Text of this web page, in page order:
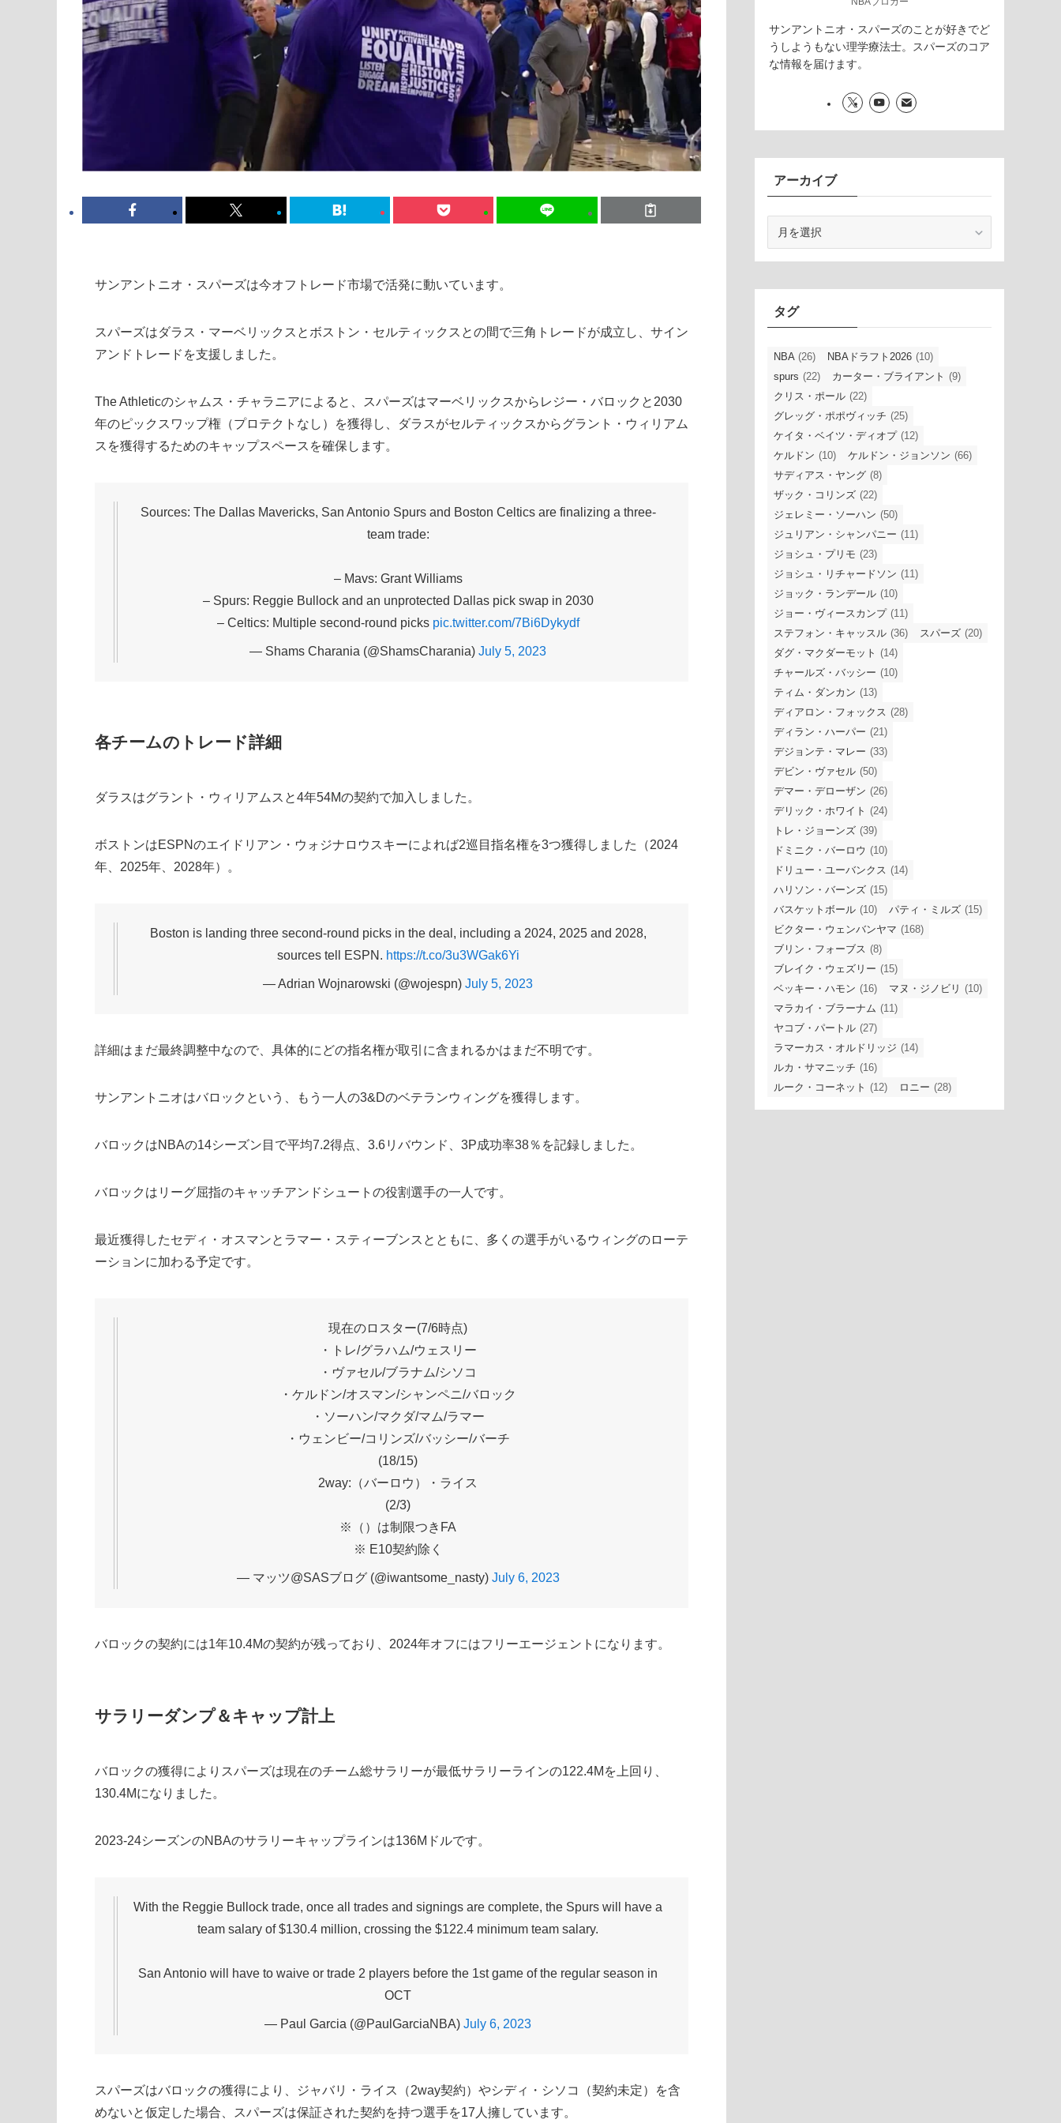
サンアントニオ・スパーズは今オフトレード市場で活発に動いています。
スパーズはダラス・マーベリックスとボストン・セルティックスとの間で三角トレードが成立し、サイン
アンドトレードを支援しました。
The Athleticのシャムス・チャラニアによると、スパーズはマーベリックスからレジー・バロックと2030
年のピックスワップ権（プロテクトなし）を獲得し、ダラスがセルティックスからグラント・ウィリアム
スを獲得するためのキャップスペースを確保します。
Sources: The Dallas Mavericks, San Antonio Spurs and Boston Celtics are finalizing a three-
team trade:
– Mavs: Grant Williams
– Spurs: Reggie Bullock and an unprotected Dallas pick swap in 2030
– Celtics: Multiple second-round picks pic.twitter.com/7Bi6Dykydf
— Shams Charania (@ShamsCharania) July 5, 2023
各チームのトレード詳細
ダラスはグラント・ウィリアムスと4年54Mの契約で加入しました。
ボストンはESPNのエイドリアン・ウォジナロウスキーによれば2巡目指名権を3つ獲得しました（2024
年、2025年、2028年）。
Boston is landing three second-round picks in the deal, including a 2024, 2025 and 2028,
sources tell ESPN. https://t.co/3u3WGak6Yi
— Adrian Wojnarowski (@wojespn) July 5, 2023
詳細はまだ最終調整中なので、具体的にどの指名権が取引に含まれるかはまだ不明です。
サンアントニオはバロックという、もう一人の3&Dのベテランウィングを獲得します。
バロックはNBAの14シーズン目で平均7.2得点、3.6リバウンド、3P成功率38％を記録しました。
バロックはリーグ屈指のキャッチアンドシュートの役割選手の一人です。
最近獲得したセディ・オスマンとラマー・スティーブンスとともに、多くの選手がいるウィングのローテ
ーションに加わる予定です。
現在のロスター(7/6時点)
・トレ/グラハム/ウェスリー
・ヴァセル/ブラナム/シソコ
・ケルドン/オスマン/シャンペニ/バロック
・ソーハン/マクダ/マム/ラマー
・ウェンビー/コリンズ/バッシー/バーチ
(18/15)
2way:（バーロウ）・ライス
(2/3)
※（）は制限つきFA
※ E10契約除く
— マッツ@SASブログ (@iwantsome_nasty) July 6, 2023
バロックの契約には1年10.4Mの契約が残っており、2024年オフにはフリーエージェントになります。
サラリーダンプ＆キャップ計上
バロックの獲得によりスパーズは現在のチーム総サラリーが最低サラリーラインの122.4Mを上回り、
130.4Mになりました。
2023-24シーズンのNBAのサラリーキャップラインは136Mドルです。
With the Reggie Bullock trade, once all trades and signings are complete, the Spurs will have a
team salary of $130.4 million, crossing the $122.4 minimum team salary.
San Antonio will have to waive or trade 2 players before the 1st game of the regular season in
OCT
— Paul Garcia (@PaulGarciaNBA) July 6, 2023
スパーズはバロックの獲得により、ジャバリ・ライス（2way契約）やシディ・シソコ（契約未定）を含
めないと仮定した場合、スパーズは保証された契約を持つ選手を17人擁しています。
サンアントニオ・スパーズのことが好きでど
うしようもない理学療法士。スパーズのコア
な情報を届けます。
アーカイブ
ブ
タグ
NBA (26) NBAドラフト2026 (10)
spurs (22) カーター・ブライアント (9)
クリス・ポール (22)
グレッグ・ポポヴィッチ (25)
ケイタ・ベイツ・ディオプ (12)
ケルドン (10) ケルドン・ジョンソン (66)
サディアス・ヤング (8)
ザック・コリンズ (22)
ジェレミー・ソーハン (50)
ジュリアン・シャンパニー (11)
ジョシュ・プリモ (23)
ジョシュ・リチャードソン (11)
ジョック・ランデール (10)
ジョー・ヴィースカンプ (11)
ステフォン・キャッスル (36) スパーズ (20)
ダグ・マクダーモット (14)
チャールズ・バッシー (10)
ティム・ダンカン (13)
ディアロン・フォックス (28)
ディラン・ハーパー (21)
デジョンテ・マレー (33)
デビン・ヴァセル (50)
デマー・デローザン (26)
デリック・ホワイト (24)
トレ・ジョーンズ (39)
ドミニク・バーロウ (10)
ドリュー・ユーバンクス (14)
ハリソン・バーンズ (15)
バスケットボール (10) パティ・ミルズ (15)
ビクター・ウェンバンヤマ (168)
ブリン・フォーブス (8)
ブレイク・ウェズリー (15)
ベッキー・ハモン (16) マヌ・ジノビリ (10)
マラカイ・ブラーナム (11)
ヤコブ・パートル (27)
ラマーカス・オルドリッジ (14)
ルカ・サマニッチ (16)
ルーク・コーネット (12) ロニー (28)